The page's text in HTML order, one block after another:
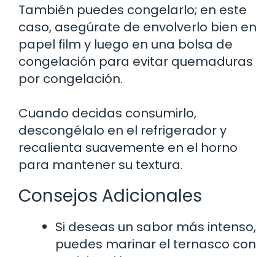
También puedes congelarlo; en este
caso, asegúrate de envolverlo bien en
papel film y luego en una bolsa de
congelación para evitar quemaduras
por congelación.
Cuando decidas consumirlo,
descongélalo en el refrigerador y
recalienta suavemente en el horno
para mantener su textura.
Consejos Adicionales
Si deseas un sabor más intenso,
puedes marinar el ternasco con